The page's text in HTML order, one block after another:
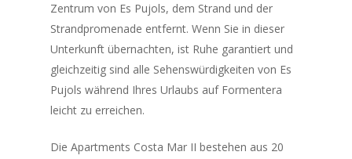
Zentrum von Es Pujols, dem Strand und der
Strandpromenade entfernt. Wenn Sie in dieser
Unterkunft übernachten, ist Ruhe garantiert und
gleichzeitig sind alle Sehenswürdigkeiten von Es
Pujols während Ihres Urlaubs auf Formentera
leicht zu erreichen.
Die Apartments Costa Mar II bestehen aus 20